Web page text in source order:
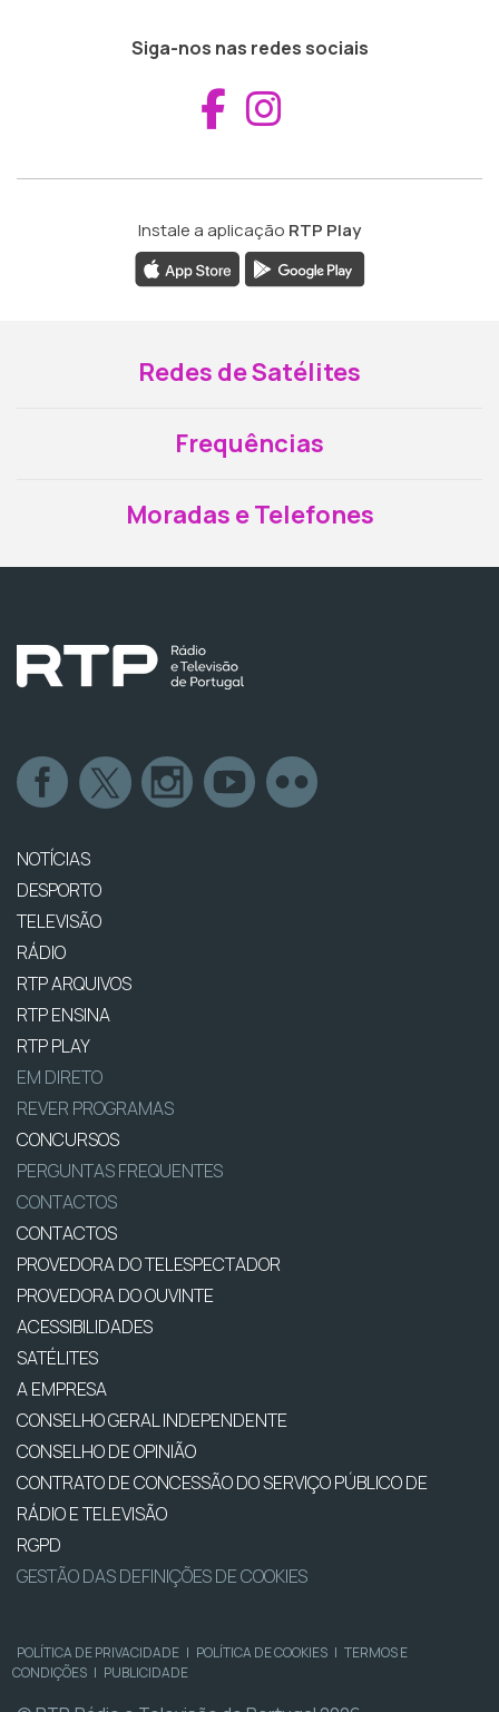
Siga-nos nas redes sociais
Aceder ao
Instale a aplicação RTP Play
Redes de Satélites
Frequências
Moradas e Telefones
NOTÍCIAS
DESPORTO
TELEVISÃO
RÁDIO
RTP ARQUIVOS
RTP ENSINA
RTP PLAY
EM DIRETO
REVER PROGRAMAS
CONCURSOS
PERGUNTAS FREQUENTES
CONTACTOS
CONTACTOS
PROVEDORA DO TELESPECTADOR
PROVEDORA DO OUVINTE
ACESSIBILIDADES
SATÉLITES
A EMPRESA
CONSELHO GERAL INDEPENDENTE
CONSELHO DE OPINIÃO
CONTRATO DE CONCESSÃO DO SERVIÇO PÚBLICO DE
RÁDIO E TELEVISÃO
RGPD
GESTÃO DAS DEFINIÇÕES DE COOKIES
POLÍTICA DE PRIVACIDADE | POLÍTICA DE COOKIES | TERMOS E
CONDIÇÕES | PUBLICIDADE